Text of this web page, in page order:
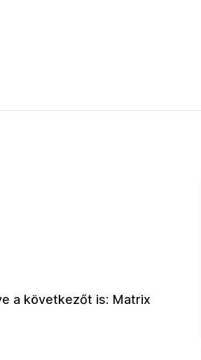
a következőt is: Matrix